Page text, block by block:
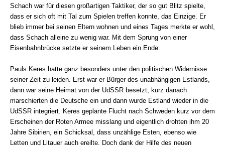
Schach war für diesen großartigen Taktiker, der so gut Blitz spielte,
dass er sich oft mit Tal zum Spielen treffen konnte, das Einzige. Er
blieb immer bei seinen Eltern wohnen und eines Tages merkte er wohl,
dass Schach alleine zu wenig war. Mit dem Sprung von einer
Eisenbahnbrücke setzte er seinem Leben ein Ende.
Pauls Keres hatte ganz besonders unter den politischen Widernisse
seiner Zeit zu leiden. Erst war er Bürger des unabhängigen Estlands,
dann war seine Heimat von der UdSSR besetzt, kurz danach
marschierten die Deutsche ein und dann wurde Estland wieder in die
UdSSR integriert. Keres geplante Flucht nach Schweden kurz vor dem
Erscheinen der Roten Armee misslang und eigentlich drohten ihm 20
Jahre Sibirien, ein Schicksal, dass unzählige Esten, ebenso wie
Letten und Litauer auch ereilte. Doch dank der Hilfe des neuen